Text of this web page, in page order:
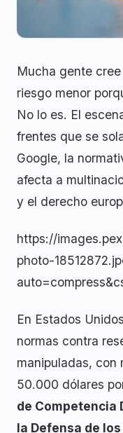
Mucha gente
riesgo menor
No lo es. El
frentes que se
Google, la
afecta a
y el derecho
https://
photo-
En Estados
normas contra
manipuladas, con
50.000 dólares
de Competencia
la Defensa de